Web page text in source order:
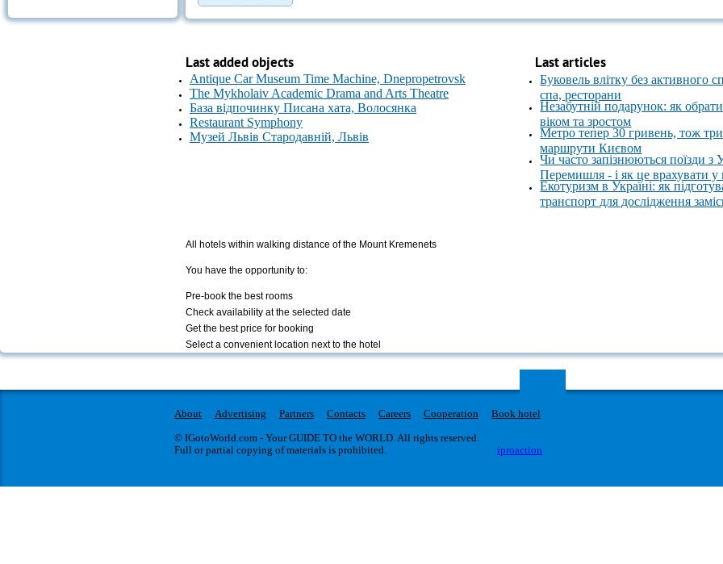
Last added objects
Antique Car Museum Time Machine, Dnepropetrovsk
The Mykholaiv Academic Drama and Arts Theatre
База відпочинку Писана хата, Волосянка
Restaurant Symphony
Музей Львів Стародавній, Львів
Last articles
Буковель влітку без активного
спа, ресторани
Незабутній подарунок: як
віком та зростом
Метро тепер 30 гривень, тож
маршрути Києвом
Чи часто запізнюються поїзди з
Перемишля - і як це врахувати у
Екотуризм в Україні: як
транспорт для дослідження
All hotels within walking distance of the Mount Kremenets
You have the opportunity to:
Pre-book the best rooms
Check availability at the selected date
Get the best price for booking
Select a convenient location next to the hotel
About Advertising Partners Contacts Careers Cooperation
Book hotel
© IGotoWorld.com - Your GUIDE TO the WORLD. All rights reserved.
Full or partial copying of materials is prohibited.
iproaction